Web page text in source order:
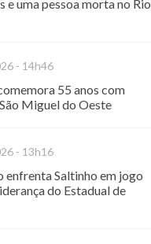
e uma pessoa morta no Rio
- 14h46
55 anos com
Miguel do Oeste
- 13h16
enfrenta Saltinho em jogo
do Estadual de